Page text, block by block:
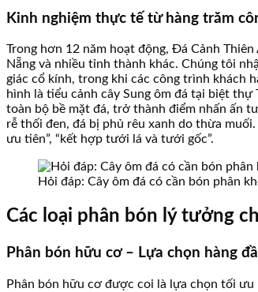
Kinh nghiệm thực tế từ hàng trăm
Trong hơn 12 năm hoạt động, Đá Cảnh
Nẵng và nhiều tỉnh thành khác. Chúng tôi
giác cổ kính, trong khi các công trình khách
hình là tiểu cảnh cây Sung ôm đá tại biệt
toàn bộ bề mặt đá, trở thành điểm nhấn ấn
rễ thối đen, đá bị phủ rêu xanh do thừa
ưu tiên”, “kết hợp tưới lá và tưới gốc”.
Hỏi đáp: Cây ôm đá có cần bón phân
Các loại phân bón lý tưởng
Phân bón hữu cơ – Lựa chọn hàng
Phân bón hữu cơ được coi là lựa chọn tối